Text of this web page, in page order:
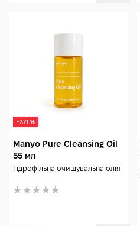
-7.71 %
Manyo Pure Cleansing Oil
55 мл
Гідрофільна очищувальна олія